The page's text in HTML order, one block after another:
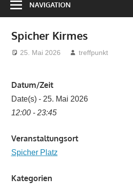
NAVIGATION
Spicher Kirmes
25. Mai 2026 treffpunkt
Datum/Zeit
Date(s) - 25. Mai 2026
12:00 - 23:45
Veranstaltungsort
Spicher Platz
Kategorien